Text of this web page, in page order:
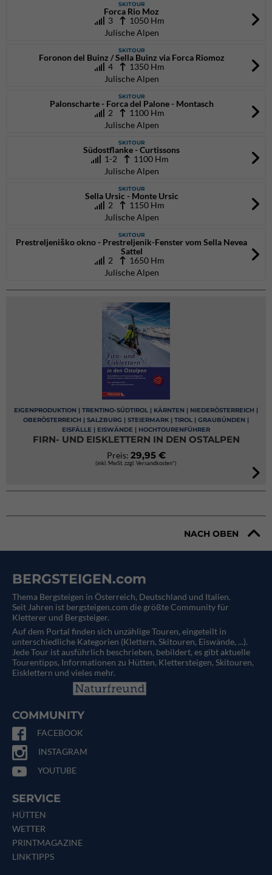
SKITOUR
Forca Rio Moz
3
1050 Hm
Julische Alpen
SKITOUR
Foronon del Buinz / Sella Buinz via Forca Riomoz
4
1350 Hm
Julische Alpen
SKITOUR
Palonscharte - Forca del Palone - Montasch
2
1100 Hm
Julische Alpen
SKITOUR
Südostflanke - Curtissons
1-2 1100 Hm
Julische Alpen
SKITOUR
Sella Ursic - Monte Ursic
2
1150 Hm
Julische Alpen
SKITOUR
Prestreljeniško okno - Prestreljenik-Fenster vom Sella Nevea
Sattel
2
1650 Hm
Julische Alpen
EIGENPRODUKTION | TRENTINO-SÜDTIROL | KÄRNTEN | NIEDERÖSTERREICH |
OBERÖSTERREICH | SALZBURG | STEIERMARK | TIROL | GRAUBÜNDEN |
EISFÄLLE | EISWÄNDE | HOCHTOURENFÜHRER
FIRN- UND EISKLETTERN IN DEN OSTALPEN
Preis: 29,95 €
(inkl. MwSt. zzgl. Versandkosten*)
NACH OBEN
BERGSTEIGEN.com
Thema Bergsteigen in Österreich, Deutschland und Italien.
Seit Jahren ist bergsteigen.com die größte Community für
Kletterer und Bergsteiger.
Auf dem Portal finden sich unzählige Touren, eingeteilt in
unterschiedliche Kategorien (Klettern, Skitouren, Eiswände, ...).
Jede Tour ist ausführlich beschrieben, bebildert, es gibt aktuelle
Tourentipps, Informationen zu Hütten, Klettersteigen, Skitouren,
Eisklettern und vieles mehr.
COMMUNITY
FACEBOOK
INSTAGRAM
YOUTUBE
SERVICE
HÜTTEN
WETTER
PRINTMAGAZINE
LINKTIPPS